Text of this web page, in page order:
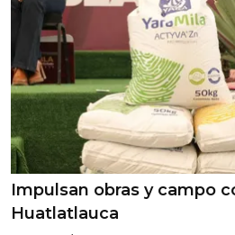
Impulsan obras y campo
Huatlatlauca